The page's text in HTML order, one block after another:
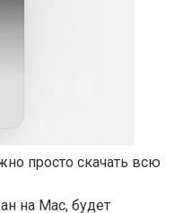
просто скачать всю
на Mac, будет